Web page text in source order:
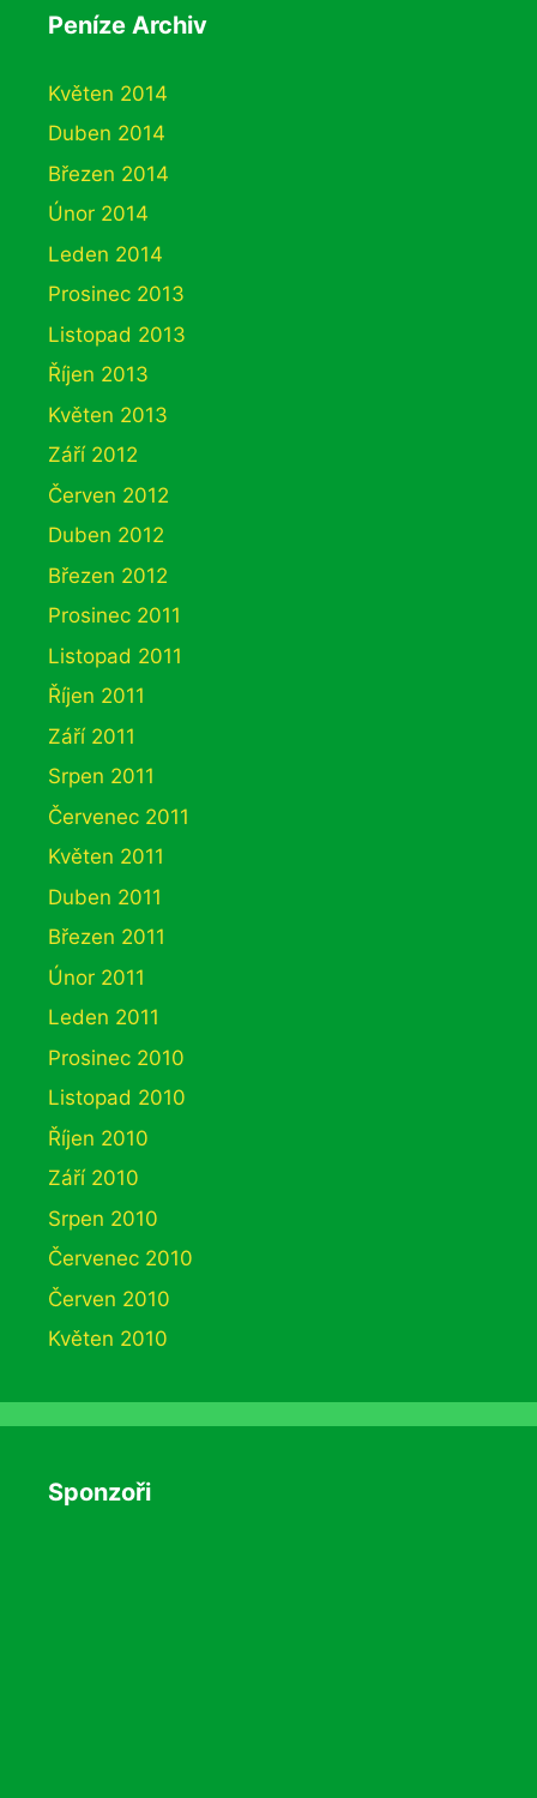
Peníze Archiv
Květen 2014
Duben 2014
Březen 2014
Únor 2014
Leden 2014
Prosinec 2013
Listopad 2013
Říjen 2013
Květen 2013
Září 2012
Červen 2012
Duben 2012
Březen 2012
Prosinec 2011
Listopad 2011
Říjen 2011
Září 2011
Srpen 2011
Červenec 2011
Květen 2011
Duben 2011
Březen 2011
Únor 2011
Leden 2011
Prosinec 2010
Listopad 2010
Říjen 2010
Září 2010
Srpen 2010
Červenec 2010
Červen 2010
Květen 2010
Sponzoři